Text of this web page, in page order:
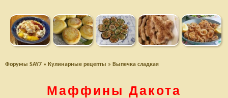
Форумы SAY7 » Кулинарные рецепты » Выпечка сладкая
Маффины Дакота